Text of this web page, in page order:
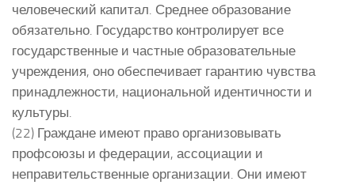
человеческий капитал. Среднее образование
обязательно. Государство контролирует все
государственные и частные образовательные
учреждения, оно обеспечивает гарантию чувства
принадлежности, национальной идентичности и
культуры.
(22) Граждане имеют право организовывать
профсоюзы и федерации, ассоциации и
неправительственные организации. Они имеют